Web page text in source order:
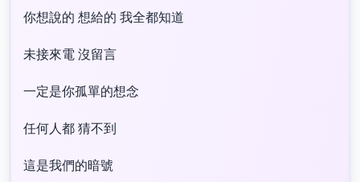
你想說的 想給的 我全都知道
未接來電 沒留言
一定是你孤單的想念
任何人都 猜不到
這是我們的暗號